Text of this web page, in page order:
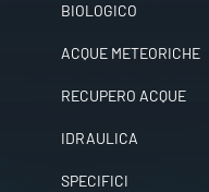
BIOLOGICO
ACQUE METEORICHE
RECUPERO ACQUE
IDRAULICA
SPECIFICI